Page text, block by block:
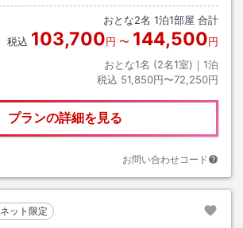
おとな2名 1泊1部屋 合計
税込 103,700円 〜 144,500円
おとな1名 (2名1室)｜ 1泊
税込 51,850円〜72,250円
プランの詳細を見る
お問い合わせコード
ネット限定